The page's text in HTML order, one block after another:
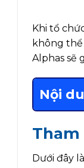
Khi tổ
không
Alphas sẽ
Nội
Tham
Dưới đây